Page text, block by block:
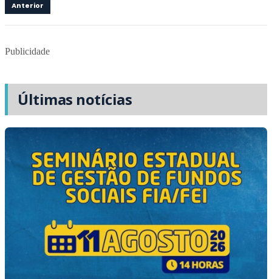
Anterior
Publicidade
Últimas notícias